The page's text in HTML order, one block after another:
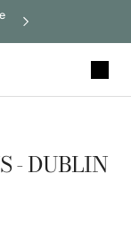
- DUBLIN